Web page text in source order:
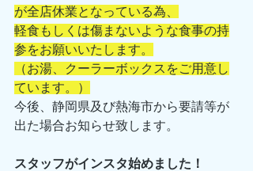
が全店休業となっている為、
軽食もしくは傷まないような食事の持
参をお願いいたします。
（お湯、クーラーボックスをご用意し
ています。）
今後、静岡県及び熱海市から要請等が
出た場合お知らせ致します。
スタッフがインスタ始めました！